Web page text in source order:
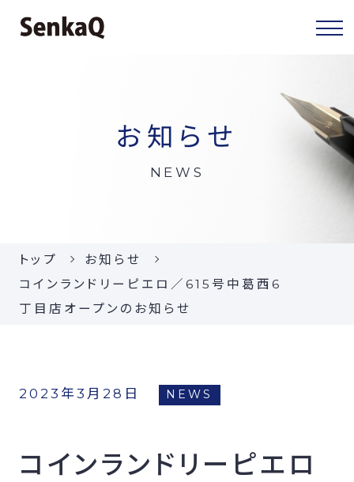
当社の事業
FCオーナー募集
お知らせ
NEWS
トップ
お知らせ
コインランドリーピエロ／615号中葛西6
丁目店オープンのお知らせ
2023年3月28日 NEWS
コインランドリーピエロ